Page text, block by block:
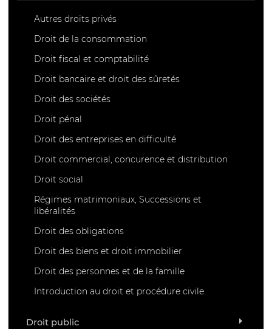
Autres droits privés
Droit de la consommation
Droit fiscal et comptabilité
Droit bancaire et droit des sûretés
Droit des sociétés
Droit pénal
Droit des entreprises en difficulté
Droit commercial, concurence et distribution
Droit social
Régimes matrimoniaux, Successions et
libéralités
Droit des obligations
Droit des biens et droit immobilier
Droit des personnes et de la famille
Introduction au droit et procédure civile
Droit public